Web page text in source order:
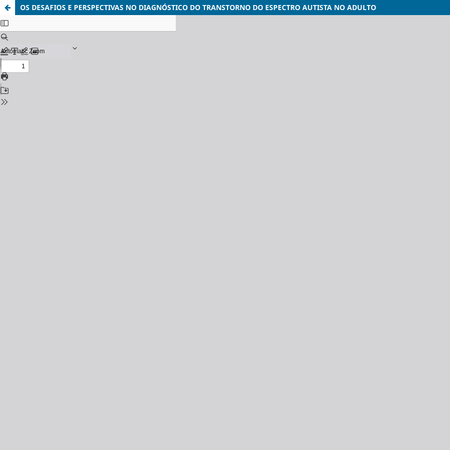
OS DESAFIOS E PERSPECTIVAS NO DIAGNÓSTICO DO TRANSTORNO DO ESPECTRO AUTISTA NO ADULTO